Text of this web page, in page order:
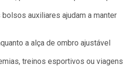
auxiliares ajudam a manter
a alça de ombro ajustável
treinos esportivos ou viagens